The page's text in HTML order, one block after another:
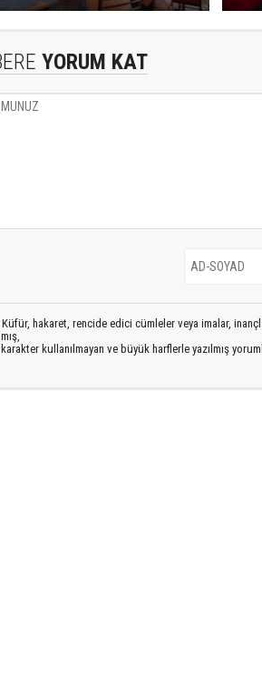
YORUM KAT
Küfür, hakaret, rencide edici cümleler veya imalar,
kullanılmayan ve büyük harflerle yazılmış